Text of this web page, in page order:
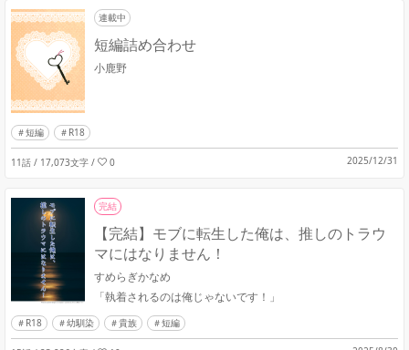
連載中
短編詰め合わせ
小鹿野
短編 R18
11話 / 17,073文字 / 0 2025/12/31
完結
【完結】モブに転生した俺は、推しのトラウ
マにはなりません！
すめらぎかなめ
「執着されるのは俺じゃないです！」
R18 幼馴染 貴族 短編